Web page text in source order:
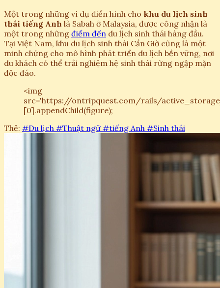
Một trong những ví dụ điển hình cho khu du lịch sinh
thái tiếng Anh là Sabah ở Malaysia, được công nhận là
một trong những điểm đến du lịch sinh thái hàng đầu.
Tại Việt Nam, khu du lịch sinh thái Cần Giờ cũng là một
minh chứng cho mô hình phát triển du lịch bền vững, nơi
du khách có thể trải nghiệm hệ sinh thái rừng ngập mặn
độc đáo.
<img
src='https://ontripquest.com/rails/active_storage/
[0].appendChild(figure);
Thẻ: #Du lịch #Thuật ngữ#tiếng Anh #Sinh thái